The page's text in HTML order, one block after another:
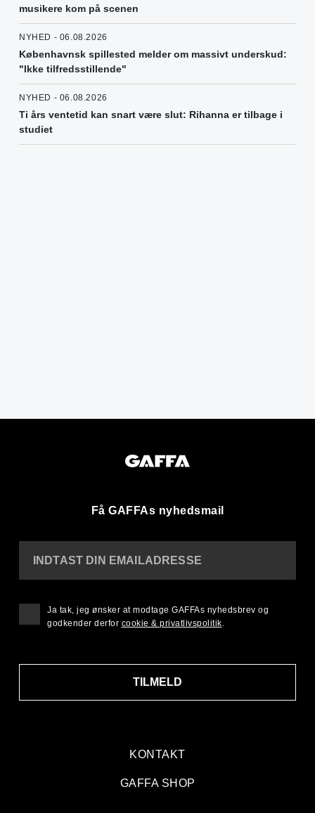
musikere kom på scenen
NYHED - 06.08.2026
Københavnsk spillested melder om massivt underskud:
"Ikke tilfredsstillende"
NYHED - 06.08.2026
Ti års ventetid kan snart være slut: Rihanna er tilbage i
studiet
Få GAFFAs nyhedsmail
KONTAKT
GAFFA SHOP
INDTAST DIN EMAILADRESSE
TILMELD
Ja tak, jeg ønsker at modtage GAFFAs nyhedsbrev og
godkender derfor cookie & privatlivspolitik